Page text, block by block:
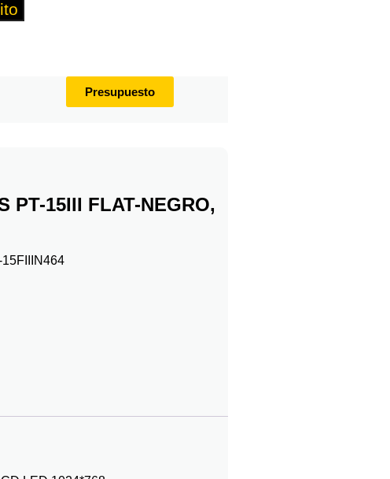
Presupuesto
PT-15III FLAT-NEGRO,
15FIIIN464